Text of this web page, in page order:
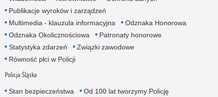
Publikacje wyroków i zarządzeń
Multimedia - klauzula informacyjna
Odznaka Honorowa
Odznaka Okolicznościowa
Patronaty honorowe
Statystyka zdarzeń
Związki zawodowe
Równość płci w Policji
Policja Śląska
Stan bezpieczeństwa
Od 100 lat tworzymy Policję